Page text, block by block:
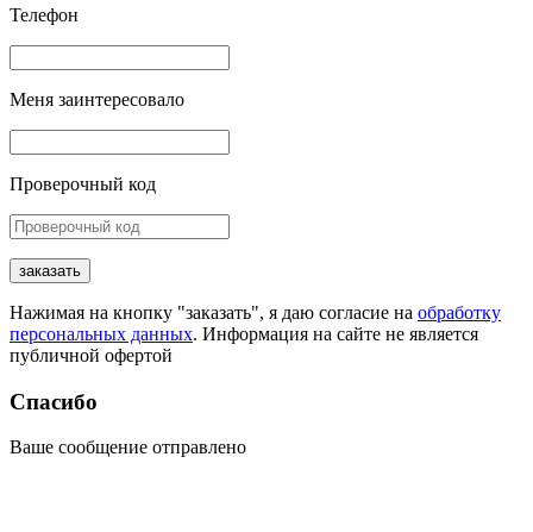
Телефон
Меня заинтересовало
Проверочный код
заказать
Нажимая на кнопку "заказать", я даю согласие на обработку
персональных данных. Информация на сайте не является
публичной офертой
Спасибо
Ваше сообщение отправлено